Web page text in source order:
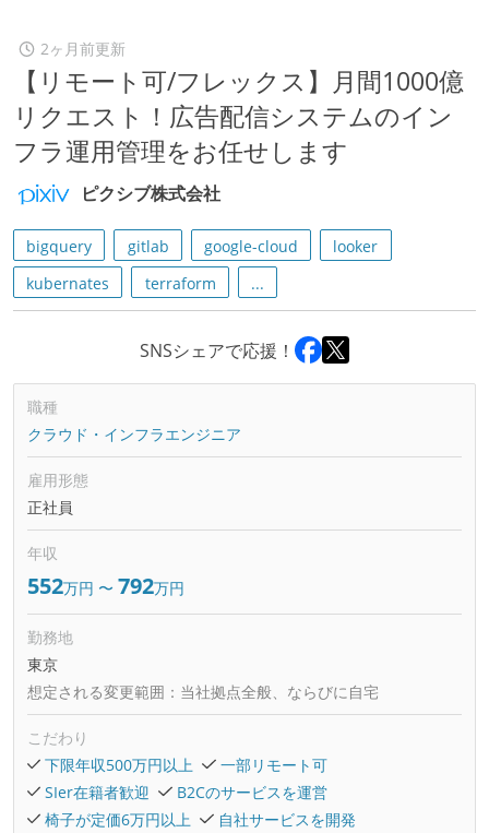
2ヶ月前更新
【リモート可/フレックス】月間1000億
リクエスト！広告配信システムのイン
フラ運用管理をお任せします
ピクシブ株式会社
bigquery gitlab google-cloud
looker
kubernates
terraform ...
SNSシェアで応援！
職種
クラウド・インフラエンジニア
雇用形態
正社員
年収
552万円 〜 792万円
勤務地
東京
想定される変更範囲： 当社拠点全般、ならびに自宅
こだわり
下限年収500万円以上
一部リモート可
SIer在籍者歓迎
B2Cのサービスを運営
椅子が定価6万円以上
自社サービスを開発